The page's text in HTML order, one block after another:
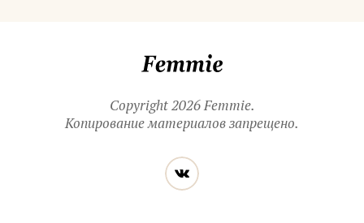
Copyright 2026 Femmie.
Копирование материалов запрещено.
Читайте
нас
в социальных